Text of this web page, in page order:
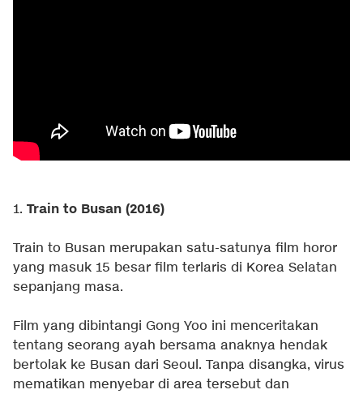
1. Train to Busan (2016)
Train to Busan merupakan satu-satunya film horor
yang masuk 15 besar film terlaris di Korea Selatan
sepanjang masa.
Film yang dibintangi Gong Yoo ini menceritakan
tentang seorang ayah bersama anaknya hendak
bertolak ke Busan dari Seoul. Tanpa disangka, virus
mematikan menyebar di area tersebut dan